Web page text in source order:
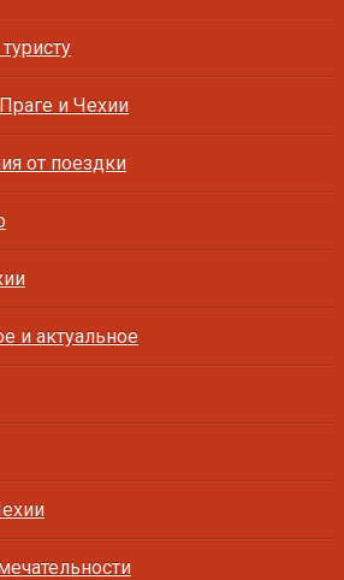
и Чехии
от поездки
и актуальное